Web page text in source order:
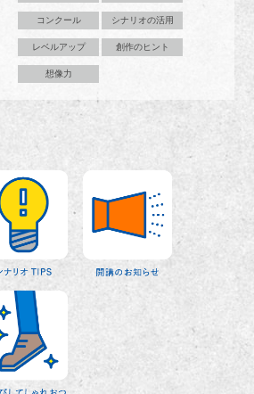
コンクール シナリオの活用
レベルアップ 創作のヒント
想像力